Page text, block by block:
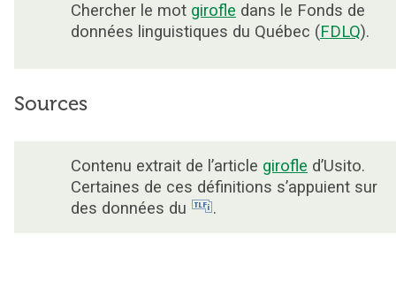
Chercher le mot girofle dans le Fonds de
données linguistiques du Québec (FDLQ).
Sources
Contenu extrait de l’article girofle d’Usito.
Certaines de ces définitions s’appuient sur
des données du
.